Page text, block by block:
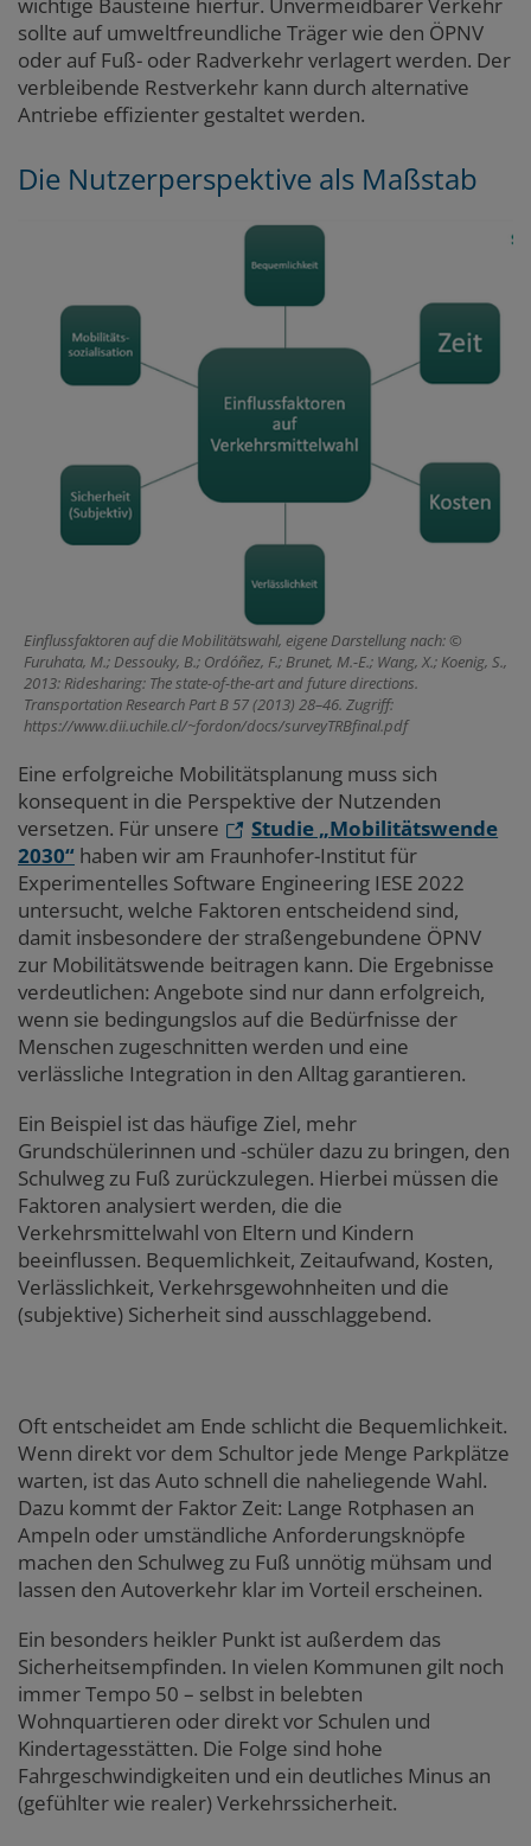
sollte auf umweltfreundliche Träger wie den ÖPNV
oder auf Fuß- oder Radverkehr verlagert werden. Der
verbleibende Restverkehr kann durch alternative
Antriebe effizienter gestaltet werden.
Die Nutzerperspektive als Maßstab
Einflussfaktoren auf die Mobilitätswahl, eigene Darstellung nach:
Furuhata, M.; Dessouky, B.; Ordóñez, F.; Brunet, M.-E.; Wang, X.; Koenig, S.,
2013: Ridesharing: The state-of-the-art and future directions.
Transportation Research Part B 57 (2013) 28–46. Zugriff:
https://www.dii.uchile.cl/~fordon/docs/surveyTRBfinal.pdf
Eine erfolgreiche Mobilitätsplanung muss sich
konsequent in die Perspektive der Nutzenden
versetzen. Für unsere
Studie „Mobilitätswende
2030“ haben wir am Fraunhofer-Institut für
Experimentelles Software Engineering IESE 2022
untersucht, welche Faktoren entscheidend sind,
damit insbesondere der straßengebundene ÖPNV
zur Mobilitätswende beitragen kann. Die Ergebnisse
verdeutlichen: Angebote sind nur dann erfolgreich,
wenn sie bedingungslos auf die Bedürfnisse der
Menschen zugeschnitten werden und eine
verlässliche Integration in den Alltag garantieren.
Ein Beispiel ist das häufige Ziel, mehr
Grundschülerinnen und -schüler dazu zu bringen, den
Schulweg zu Fuß zurückzulegen. Hierbei müssen die
Faktoren analysiert werden, die die
Verkehrsmittelwahl von Eltern und Kindern
beeinflussen. Bequemlichkeit, Zeitaufwand, Kosten,
Verlässlichkeit, Verkehrsgewohnheiten und die
(subjektive) Sicherheit sind ausschlaggebend.
Oft entscheidet am Ende schlicht die Bequemlichkeit.
Wenn direkt vor dem Schultor jede Menge Parkplätze
warten, ist das Auto schnell die naheliegende Wahl.
Dazu kommt der Faktor Zeit: Lange Rotphasen an
Ampeln oder umständliche Anforderungsknöpfe
machen den Schulweg zu Fuß unnötig mühsam und
lassen den Autoverkehr klar im Vorteil erscheinen.
Ein besonders heikler Punkt ist außerdem das
Sicherheitsempfinden. In vielen Kommunen gilt noch
immer Tempo 50 – selbst in belebten
Wohnquartieren oder direkt vor Schulen und
Kindertagesstätten. Die Folge sind hohe
Fahrgeschwindigkeiten und ein deutliches Minus an
(gefühlter wie realer) Verkehrssicherheit.